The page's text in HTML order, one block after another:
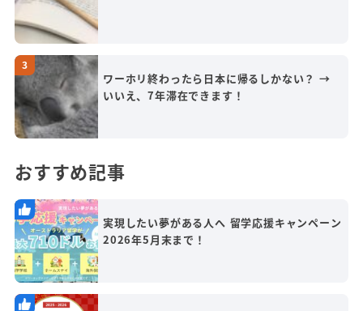
ワーホリ終わったら日本に帰るしかない？ →
いいえ、7年滞在できます！
おすすめ記事
実現したい夢がある人へ 留学応援キャンペーン
2026年5月末まで！